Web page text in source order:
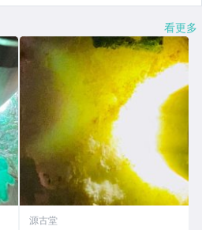
看更多
源古堂